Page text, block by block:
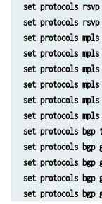
set protocols
set protocols isis
set protocols isis
set protocols
set protocols ldp
set policy-options
set routing-
set routing-
set routing-
set routing-options
set routing-
set routing-
set routing-
set protocols
set protocols
set protocols
set protocols
set protocols
set protocols
set protocols
set protocols
set protocols bgp
set protocols bgp
set protocols bgp
set protocols bgp
set protocols bgp